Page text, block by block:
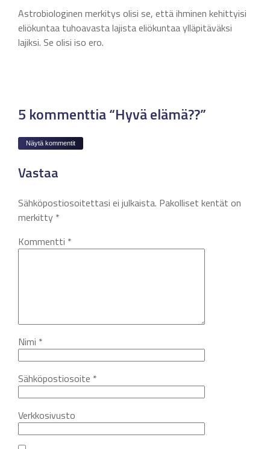
Astrobiologinen merkitys olisi se, että ihminen kehittyisi
eliökuntaa tuhoavasta lajista eliökuntaa ylläpitäväksi
lajiksi. Se olisi iso ero.
5 kommenttia “Hyvä elämä??”
Näytä kommentit
Vastaa
Sähköpostiosoitettasi ei julkaista. Pakolliset kentät on
merkitty *
Kommentti *
Nimi *
Sähköpostiosoite *
Verkkosivusto